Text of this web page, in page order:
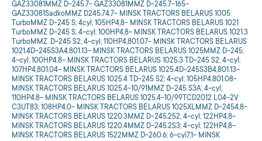
GAZ33081MMZ D-245.7- GAZ33081MMZ D-245.7-165-
GAZ33081SadkoMMZ D245.74,7- MINSK TRACTORS BELARUS 1005
TurboMMZ D-245 S; 4cyl; 105HP4,8- MINSK TRACTORS BELARUS 1021
TurboMMZ D-245 S; 4-cyl; 100HP4,8- MINSK TRACTORS BELARUS 1021.3
TurboMMZ. D-245 S2; 4-cyl, 110HP4,801.07- MINSK TRACTORS BELARUS
1021.4D-245S3A4,801.13- MINSK TRACTORS BELARUS 1025MMZ D-245;
4-cyl, 100HP4,8- MINSK TRACTORS BELARUS 1025.3 TD-245 S2; 4-cyl;
107HP4,801.04- MINSK TRACTORS BELARUS 1025.4D-245S3B4,801.13-
MINSK TRACTORS BELARUS 1025.4 TD-245 S2; 4-cyl; 105HP4,801.08-
MINSK TRACTORS BELARUS 1025.4-10/91MMZ D-245 S3A; 4-cyl;
110HP4,8- MINSK TRACTORS BELARUS 1025.4-10/99TCD2012 L04-2V
C3UT83; 108HP4,0- MINSK TRACTORS BELARUS 1025XLMMZ D-2454,8-
MINSK TRACTORS BELARUS 1220.3MMZ D-245.252; 4-cyl; 122HP4,8-
MINSK TRACTORS BELARUS 1220.4MMZ D-245.2S3; 4-cyl; 122HP4,8-
MINSK TRACTORS BELARUS 1522MMZ D-260.6; 6-cyl7,1- MINSK